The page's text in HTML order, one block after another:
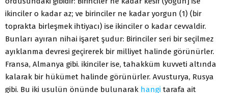
ikinciler o kadar az; ve birinciler ne kadar yorgun (1) (bir
toprakta birleşmek ihtiyacı) ise ikinciler o kadar cevvaldir.
Bunları ayıran nihai işaret şudur: Birinciler seri bir seçilmez
ayıklanma devresi geçirerek bir milliyet halinde görünürler.
Fransa, Almanya gibi. ikinciler ise, tahakküm kuvveti altında
kalarak bir hükümet halinde görünürler. Avusturya, Rusya
gibi. Bu iki usulün önünde bulunarak hangi tarafa ait